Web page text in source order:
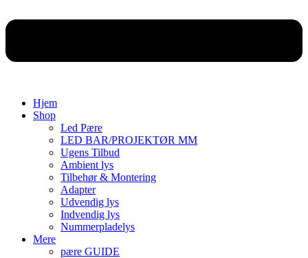
Hjem
Shop
Led Pære
LED BAR/PROJEKTØR MM
Ugens Tilbud
Ambient lys
Tilbehør & Montering
Adapter
Udvendig lys
Indvendig lys
Nummerpladelys
Mere
pære GUIDE